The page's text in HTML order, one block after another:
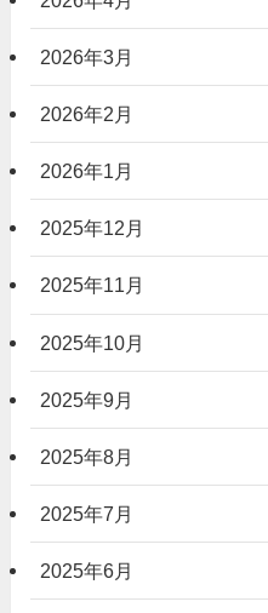
2026年3月
2026年2月
2026年1月
2025年12月
2025年11月
2025年10月
2025年9月
2025年8月
2025年7月
2025年6月